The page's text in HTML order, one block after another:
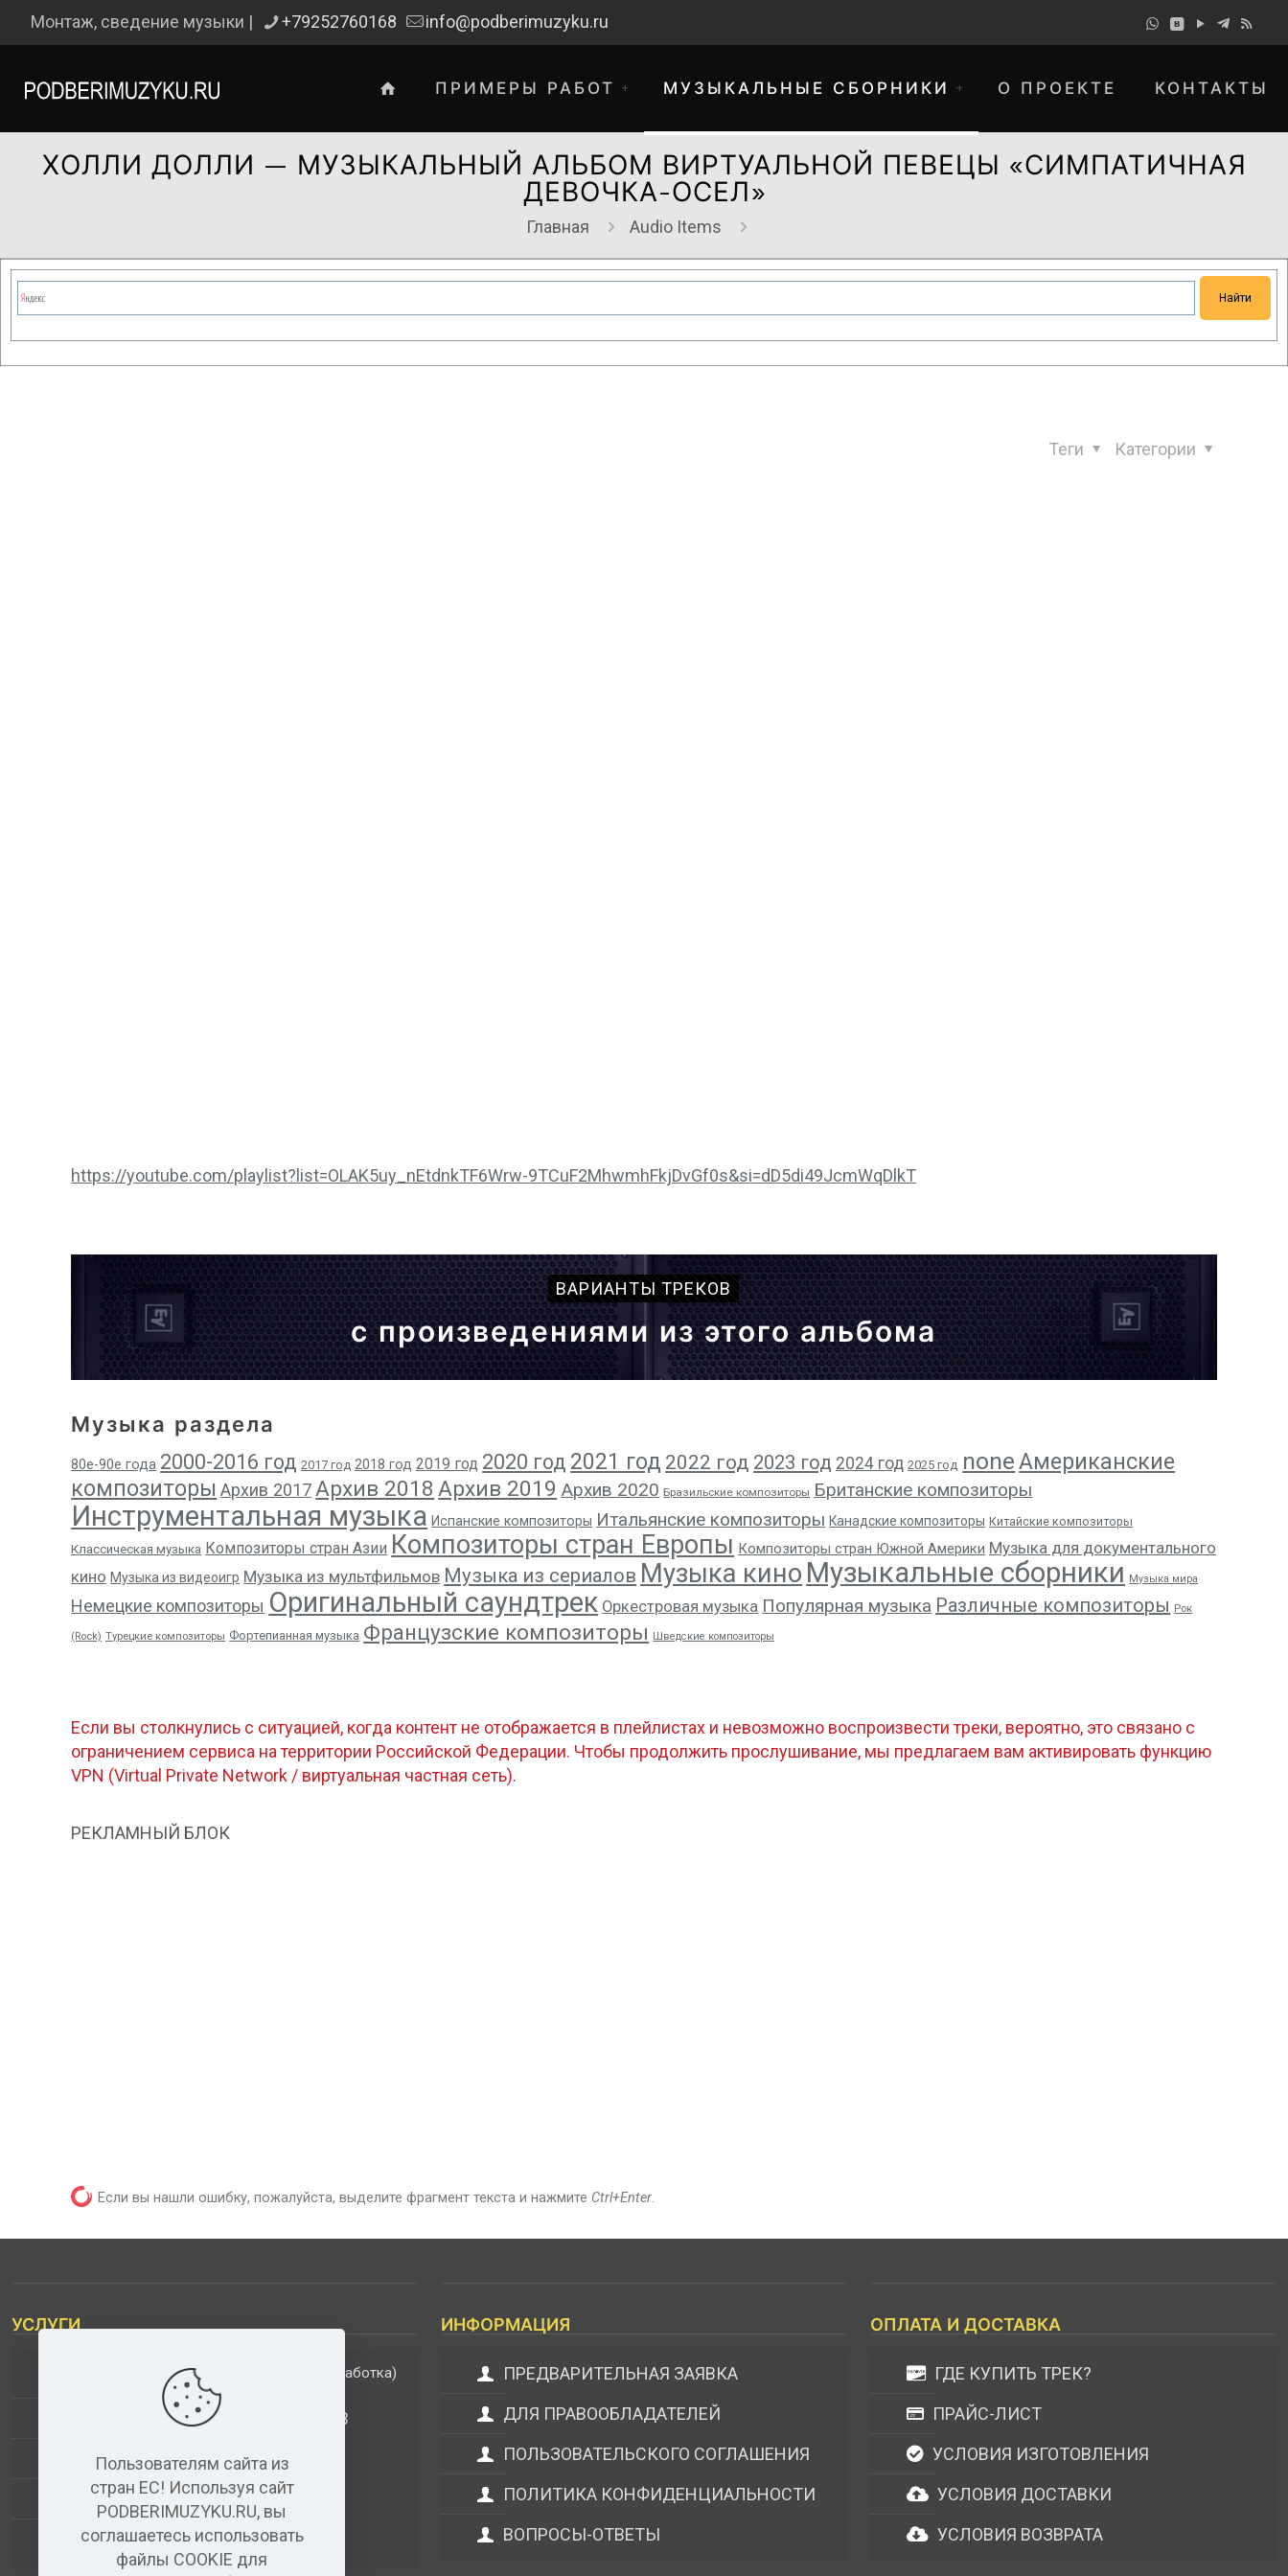
Монтаж, сведение музыки | +79252760168 info@podberimuzyku.ru
ПРИМЕРЫ РАБОТ МУЗЫКАЛЬНЫЕ СБОРНИКИ О ПРОЕКТЕ КОНТАКТЫ
ХОЛЛИ ДОЛЛИ — МУЗЫКАЛЬНЫЙ АЛЬБОМ ВИРТУАЛЬНОЙ ПЕВЕЦЫ «СИМПАТИЧНАЯ
ДЕВОЧКА-ОСЕЛ»
Главная Audio Items
Категории
Теги
https://youtube.com/playlist?list=OLAK5uy_nEtdnkTF6Wrw-9TCuF2MhwmhFkjDvGf0s&si=dD5di49JcmWqDlkT
ВАРИАНТЫ ТРЕКОВ
с произведениями из этого альбома
Музыка раздела
80е-90е года 2000-2016 год 2017 год 2018 год 2019 год 2020 год 2021 год 2022 год 2023 год 2024 год 2025 год noneАмериканские
композиторы Архив 2017Архив 2018 Архив 2019 Архив 2020 Бразильские композиторы Британские композиторы
Инструментальная музыка Испанские композиторы Итальянские композиторы Канадские композиторы Китайские композиторы
Классическая музыка Композиторы стран Азии Композиторы стран Европы Композиторы стран Южной Америки Музыка для документального
кино Музыка из видеоигр Музыка из мультфильмов Музыка из сериалов Музыка кино Музыкальные сборники Музыка мира
Немецкие композиторы Оригинальный саундтрек Оркестровая музыка Популярная музыка Различные композиторы Рок
(Rock) Турецкие композиторы Фортепианная музыка Французские композиторы Шведские композиторы
Если вы столкнулись с ситуацией, когда контент не отображается в плейлистах и невозможно воспроизвести треки, вероятно, это связано с
ограничением сервиса на территории Российской Федерации. Чтобы продолжить прослушивание, мы предлагаем вам активировать функцию
VPN (Virtual Private Network / виртуальная частная сеть).
РЕКЛАМНЫЙ БЛОК
Если вы нашли ошибку, пожалуйста, выделите фрагмент текста и нажмите Ctrl+Enter.
УСЛУГИ
ДОПОЛНИТЕЛЬНЫЕ УСЛУГИ (обработка)
АНАЛИЗ МУЗЫКАЛЬНЫХ ТРЕКОВ
ВИДЕО+АУДИО
УСЛУГИ ЗВУКОЗАПИСИ
АУДИО РЕДАКТОР(бесплатный)
ИНФОРМАЦИЯ
ПРЕДВАРИТЕЛЬНАЯ ЗАЯВКА
ДЛЯ ПРАВООБЛАДАТЕЛЕЙ
ПОЛЬЗОВАТЕЛЬСКОГО СОГЛАШЕНИЯ
ПОЛИТИКА КОНФИДЕНЦИАЛЬНОСТИ
ВОПРОСЫ-ОТВЕТЫ
ОПЛАТА И ДОСТАВКА
ГДЕ КУПИТЬ ТРЕК?
ПРАЙС-ЛИСТ
УСЛОВИЯ ИЗГОТОВЛЕНИЯ
УСЛОВИЯ ДОСТАВКИ
УСЛОВИЯ ВОЗВРАТА
Пользователям сайта из
стран ЕС! Используя сайт
PODBERIMUZYKU.RU, вы
соглашаетесь использовать
файлы COOKIE для